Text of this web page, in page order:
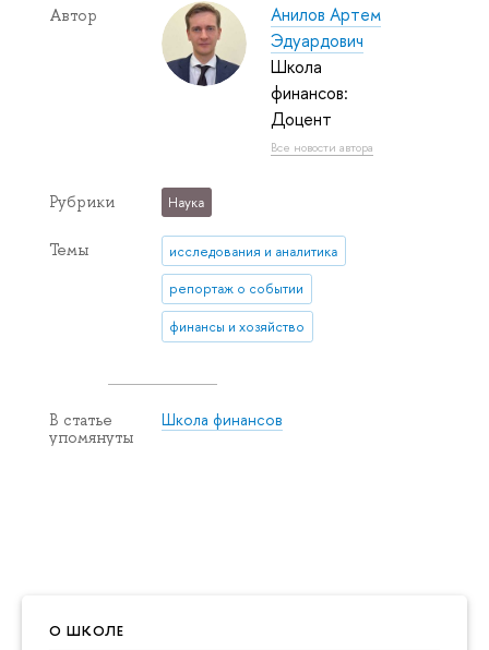
О ШКОЛЕ
Автор
Анилов Артем
Эдуардович
Школа
финансов:
Доцент
Все новости автора
Рубрики Наука
Темы исследования и аналитика
репортаж о событии
финансы и хозяйство
В статье
упомянуты
Школа финансов